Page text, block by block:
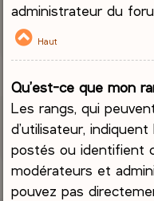
administrateur du
Haut
Qu’est-ce que mon
Les rangs, qui
d’utilisateur,
postés ou identifient
modérateurs et
pouvez pas